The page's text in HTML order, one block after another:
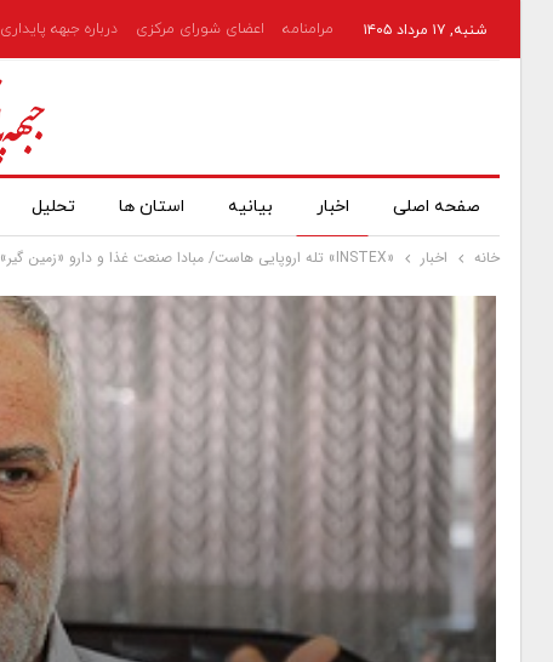
شنبه, ۱۷ مرداد ۱۴۰۵ مرامنامه اعضای شورای مرکزی درباره جبهه پایداری
صفحه اصلی اخبار بیانیه استان ها تحلیل
خانه اخبار «INSTEX» تله اروپایی هاست/ مبادا صنعت غذا و دارو «زمین گیر» شوند